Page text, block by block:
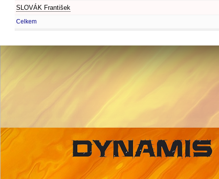
SLOVÁK František
Celkem